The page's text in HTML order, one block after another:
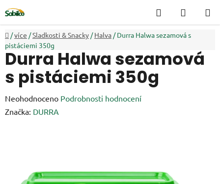
na
obsah
Hledat
KOŠÍK
Domů
/více /Sladkosti & Snacky / Halva / Durra Halwa sezamová s
pistáciemi 350g
Durra Halwa sezamová
s pistáciemi 350g
Průměrné
hodnocení
Neohodnoceno Podrobnosti hodnocení
Značka: DURRA